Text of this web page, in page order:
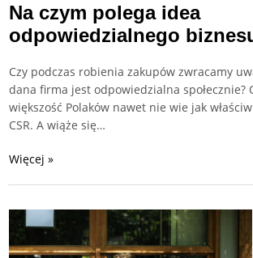
Na czym polega idea
odpowiedzialnego
Czy podczas robienia zakupów zwracamy
dana firma jest odpowiedzialna społecznie?
większość Polaków nawet nie wie jak
CSR. A wiąże się…
Więcej »